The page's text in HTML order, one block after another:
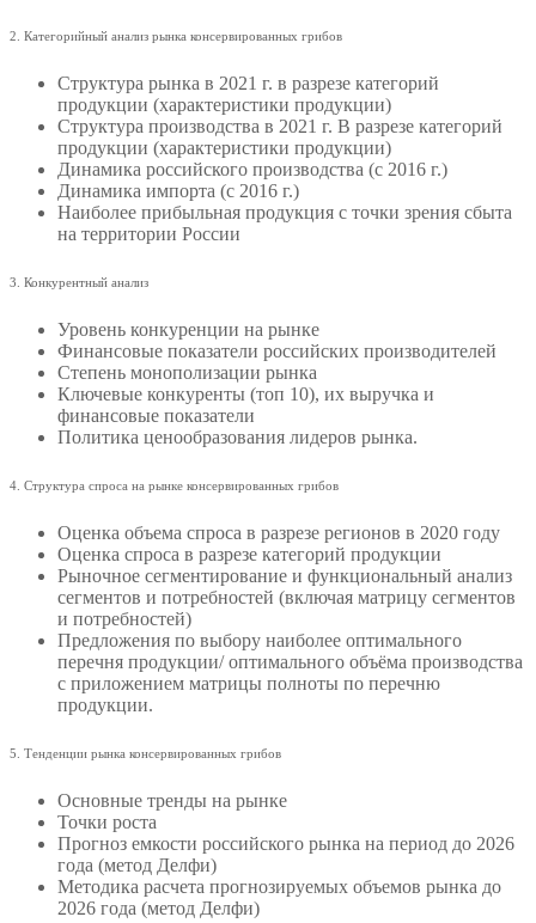
2. Категорийный анализ рынка консервированных грибов
Структура рынка в 2021 г. в разрезе категорий
продукции (характеристики продукции)
Структура производства в 2021 г. В разрезе категорий
продукции (характеристики продукции)
Динамика российского производства (с 2016 г.)
Динамика импорта (с 2016 г.)
Наиболее прибыльная продукция с точки зрения сбыта
на территории России
3. Конкурентный анализ
Уровень конкуренции на рынке
Финансовые показатели российских производителей
Степень монополизации рынка
Ключевые конкуренты (топ 10), их выручка и
финансовые показатели
Политика ценообразования лидеров рынка.
4. Структура спроса на рынке консервированных грибов
Оценка объема спроса в разрезе регионов в 2020 году
Оценка спроса в разрезе категорий продукции
Рыночное сегментирование и функциональный анализ
сегментов и потребностей (включая матрицу сегментов
и потребностей)
Предложения по выбору наиболее оптимального
перечня продукции/ оптимального объёма производства
с приложением матрицы полноты по перечню
продукции.
5. Тенденции рынка консервированных грибов
Основные тренды на рынке
Точки роста
Прогноз емкости российского рынка на период до 2026
года (метод Делфи)
Методика расчета прогнозируемых объемов рынка до
2026 года (метод Делфи)